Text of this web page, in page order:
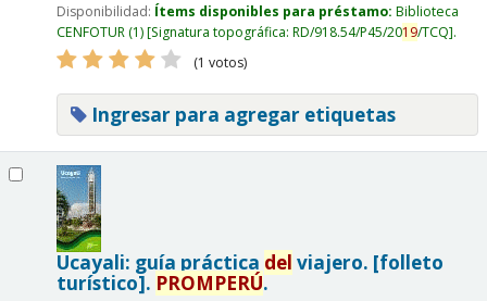
Disponibilidad: Ítems disponibles para préstamo: Biblioteca
CENFOTUR(1) Signatura topográfica: RD/918.54/P45/2019/TCQ .
(1 votos)
Ingresar para agregar etiquetas
Ucayali: guía práctica del viajero. [folleto
turístico]. PROMPERÚ.